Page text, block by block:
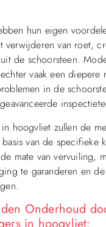
hun eigen
van roet,
de schoorsteen.
vaak een diepere
in de
hoogvliet zullen de
van de specifieke
mate van vervuiling,
te garanderen en
Onderhoud